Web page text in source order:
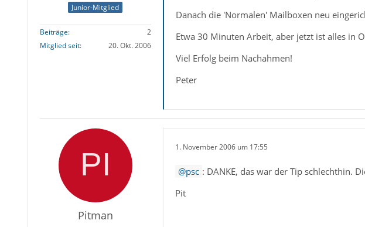
Junior-Mitglied
Beiträge
2
Mitglied seit
20. Okt. 2006
Danach die 'Normalen' Mailboxen neu
Etwa 30 Minuten Arbeit, aber jetzt ist alles in
Viel Erfolg beim Nachahmen!
Peter
Pitman
1. November 2006 um 17:55
psc : DANKE, das war der Tip schlechthin.
Pit